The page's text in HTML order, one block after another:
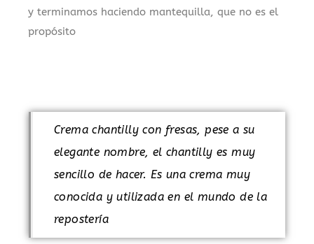
y terminamos haciendo mantequilla, que no es el
propósito
Crema chantilly con fresas, pese a su
elegante nombre, el chantilly es muy
sencillo de hacer. Es una crema muy
conocida y utilizada en el mundo de la
repostería